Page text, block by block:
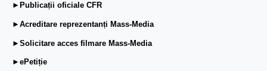
►Publicații oficiale CFR
►Acreditare reprezentanți Mass-Media
►Solicitare acces filmare Mass-Media
►ePetiție